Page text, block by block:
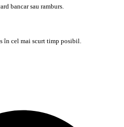
bancar sau ramburs.
în cel mai scurt timp posibil.